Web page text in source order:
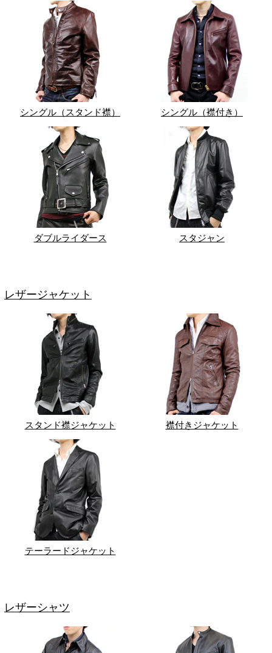
シングル（スタンド襟） シングル（襟付き）
ダブルライダース スタジャン
レザージャケット
スタンド襟ジャケット 襟付きジャケット
テーラードジャケット
レザーシャツ